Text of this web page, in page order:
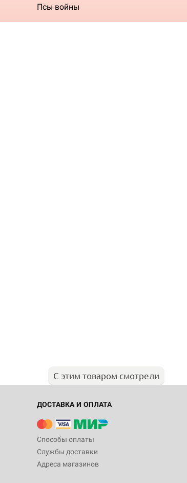
Псы войны
С этим товаром смотрели
ДОСТАВКА И ОПЛАТА
Способы оплаты
Службы доставки
Адреса магазинов